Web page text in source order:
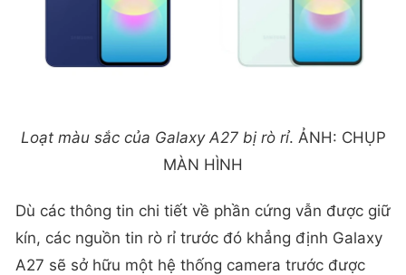
Loạt màu sắc của Galaxy A27 bị rò rỉ. ẢNH: CHỤP
MÀN HÌNH
Dù các thông tin chi tiết về phần cứng vẫn được giữ
kín, các nguồn tin rò rỉ trước đó khẳng định Galaxy
A27 sẽ sở hữu một hệ thống camera trước được